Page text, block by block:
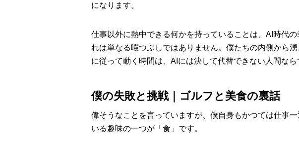
になります。
仕事以外に熱中できる何かを持っていることは、AI時代
れは単なる暇つぶしではありません。僕たちの内側から
に従って動く時間は、AIには決して代替できない人間なら
僕の失敗と挑戦｜ゴルフと美食の裏話
偉そうなことを言っていますが、僕自身もかつては仕事
いる趣味の一つが「食」です。